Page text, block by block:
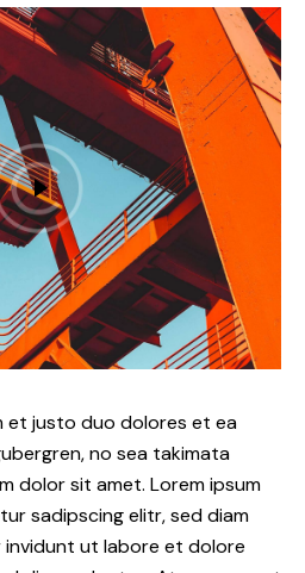
et justo duo dolores et ea
no sea takimata
dolor sit amet. Lorem ipsum
sadipscing elitr, sed diam
ut labore et dolore